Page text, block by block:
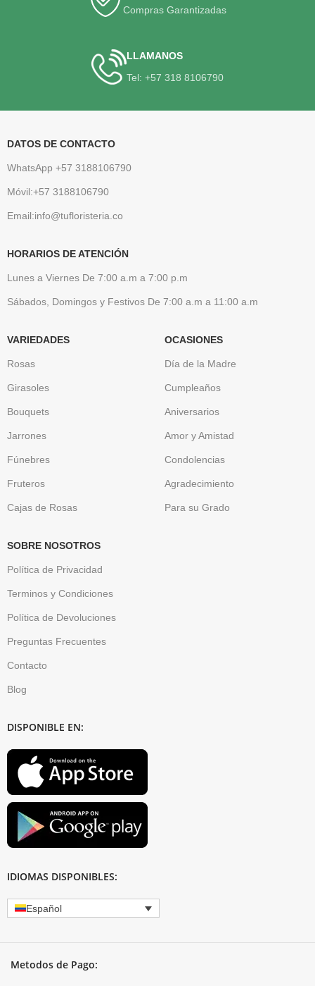
Compras Garantizadas
LLAMANOS
Tel: +57 318 8106790
DATOS DE CONTACTO
WhatsApp +57 3188106790
Móvil:+57 3188106790
Email:info@tufloristeria.co
HORARIOS DE ATENCIÓN
Lunes a Viernes De 7:00 a.m a 7:00 p.m
Sábados, Domingos y Festivos De 7:00 a.m a 11:00 a.m
VARIEDADES
Rosas
Girasoles
Bouquets
Jarrones
Fúnebres
Fruteros
Cajas de Rosas
OCASIONES
Día de la Madre
Cumpleaños
Aniversarios
Amor y Amistad
Condolencias
Agradecimiento
Para su Grado
SOBRE NOSOTROS
Política de Privacidad
Terminos y Condiciones
Política de Devoluciones
Preguntas Frecuentes
Contacto
Blog
DISPONIBLE EN:
IDIOMAS DISPONIBLES:
Español
Metodos de Pago: